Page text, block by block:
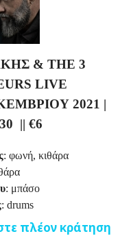
& THE 3
LIVE
2021 |
|| €6
: φωνή, κιθάρα
: μπάσο
: drums
πλέον κράτηση